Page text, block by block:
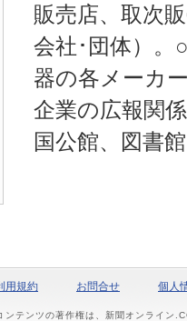
販売店、取次
会社･団体）。
器の各メーカ
企業の広報関
国公館、図書
用規約 お問合せ 個人
テンツの著作権は、新聞オンライン